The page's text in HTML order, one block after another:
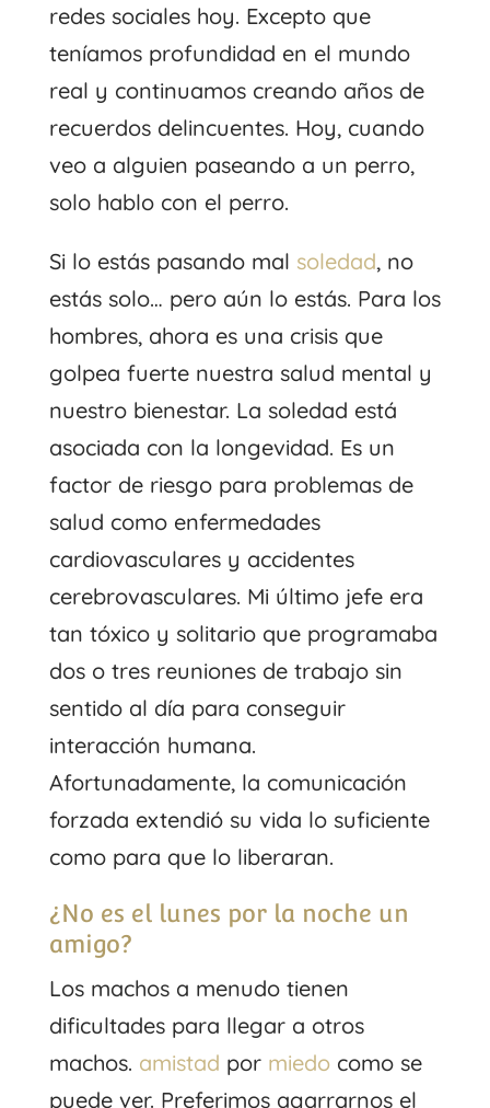
redes sociales hoy. Excepto que
teníamos profundidad en el mundo
real y continuamos creando años de
recuerdos delincuentes. Hoy, cuando
veo a alguien paseando a un perro,
solo hablo con el perro.
Si lo estás pasando mal soledad, no
estás solo… pero aún lo estás. Para los
hombres, ahora es una crisis que
golpea fuerte nuestra salud mental y
nuestro bienestar. La soledad está
asociada con la longevidad. Es un
factor de riesgo para problemas de
salud como enfermedades
cardiovasculares y accidentes
cerebrovasculares. Mi último jefe era
tan tóxico y solitario que programaba
dos o tres reuniones de trabajo sin
sentido al día para conseguir
interacción humana.
Afortunadamente, la comunicación
forzada extendió su vida lo suficiente
como para que lo liberaran.
¿No es el lunes por la noche un
amigo?
Los machos a menudo tienen
dificultades para llegar a otros
machos. amistad por miedocomo se
puede ver. Preferimos agarrarnos el